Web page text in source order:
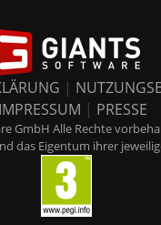
|
IMPRESSUM | PRESSE
GmbH Alle Rechte
das Eigentum ihrer